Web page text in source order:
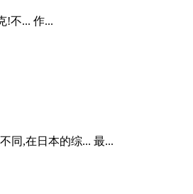
!不... 作...
同,在日本的综... 最...